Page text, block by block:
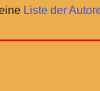
Liste der